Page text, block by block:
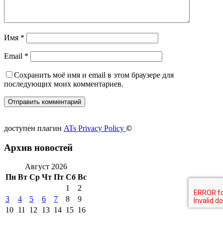
Имя *
Email *
Сохранить моё имя и email в этом браузере для
последующих моих комментариев.
доступен плагин ATs Privacy Policy ©
Архив новостей
Август 2026
Пн Вт Ср Чт Пт Сб Вс
1
2
3
4 5 6 7 8
9
10 11 12 13 14 15 16